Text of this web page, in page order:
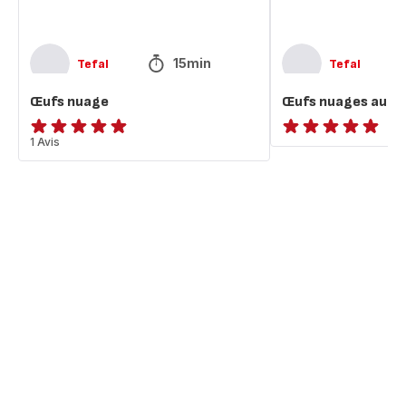
Tefal 15min
Œufs nuage
Avis
5
1 Avis
Tefal
Œufs nuages au
ratings.NaN